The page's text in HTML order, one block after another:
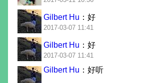
Gilbert Hu ：好
2017-03-07 11:41
Gilbert Hu ：好
2017-03-07 11:41
Gilbert Hu ：好听